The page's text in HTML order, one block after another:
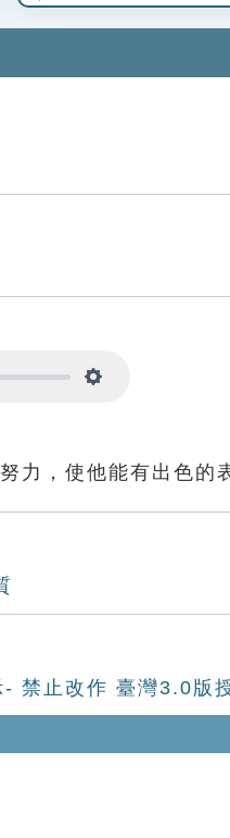
力，使他能有出色的
禁止改作 臺灣3.0版